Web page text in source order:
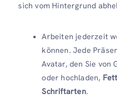
sich vom Hintergrund
Arbeiten jederzeit
können. Jede
Avatar, den Sie von
oder hochladen,
Schriftarten.